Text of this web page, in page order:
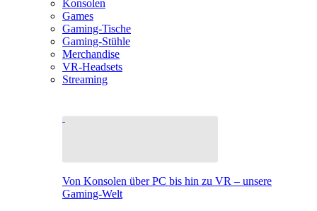
Konsolen
Games
Gaming-Tische
Gaming-Stühle
Merchandise
VR-Headsets
Streaming
Von Konsolen über PC bis hin zu VR – unsere
Gaming-Welt